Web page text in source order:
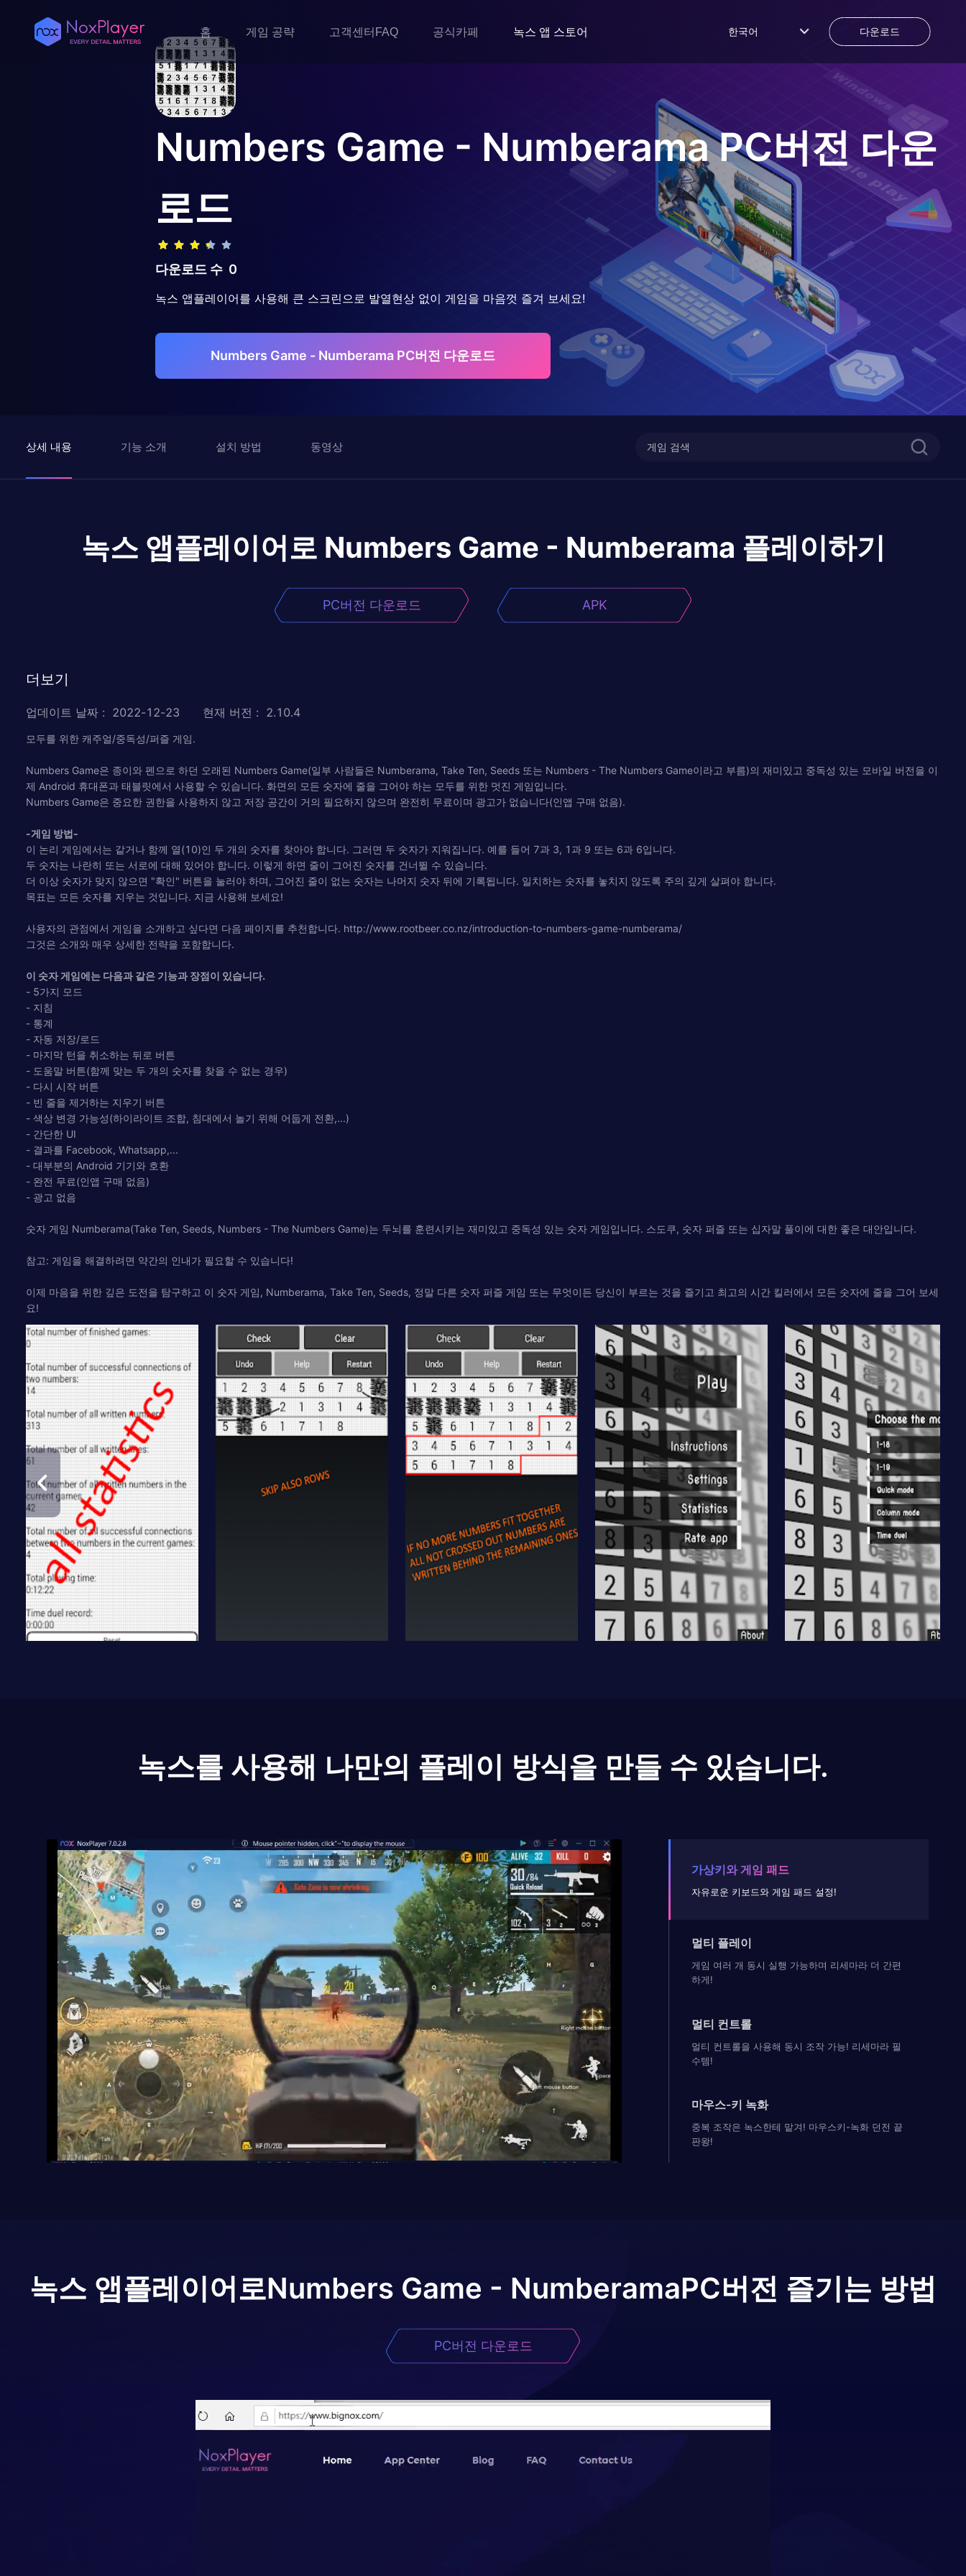
홈 게임 공략 고객센터FAQ 공식카페 녹스 앱 스토어 한국어 다운로드
Numbers Game - NumberamaPC버전 다운
로드
다운로드 수 0
녹스 앱플레이어를 사용해 큰 스크린으로 발열현상 없이 게임을 마음껏 즐겨 보세요!
Numbers Game - Numberama PC버전 다운로드
상세 내용 기능 소개 설치 방법 동영상
녹스 앱플레이어로 Numbers Game - Numberama 플레이하기
PC버전 다운로드 APK
더보기
업데이트 날짜 : 2022-12-23 현재 버전 : 2.10.4
모두를 위한 캐주얼/중독성/퍼즐 게임.
Numbers Game은 종이와 펜으로 하던 오래된 Numbers Game(일부 사람들은 Numberama, Take Ten, Seeds 또는 Numbers - The Numbers Game이라고 부름)의 재미있고 중독성 있는 모바일 버전을 이
제 Android 휴대폰과 태블릿에서 사용할 수 있습니다. 화면의 모든 숫자에 줄을 그어야 하는 모두를 위한 멋진 게임입니다.
Numbers Game은 중요한 권한을 사용하지 않고 저장 공간이 거의 필요하지 않으며 완전히 무료이며 광고가 없습니다(인앱 구매 없음).
-게임 방법-
이 논리 게임에서는 같거나 함께 열(10)인 두 개의 숫자를 찾아야 합니다. 그러면 두 숫자가 지워집니다. 예를 들어 7과 3, 1과 9 또는 6과 6입니다.
두 숫자는 나란히 또는 서로에 대해 있어야 합니다. 이렇게 하면 줄이 그어진 숫자를 건너뛸 수 있습니다.
더 이상 숫자가 맞지 않으면 "확인" 버튼을 눌러야 하며, 그어진 줄이 없는 숫자는 나머지 숫자 뒤에 기록됩니다. 일치하는 숫자를 놓치지 않도록 주의 깊게 살펴야 합니다.
목표는 모든 숫자를 지우는 것입니다. 지금 사용해 보세요!
사용자의 관점에서 게임을 소개하고 싶다면 다음 페이지를 추천합니다. http://www.rootbeer.co.nz/introduction-to-numbers-game-numberama/
그것은 소개와 매우 상세한 전략을 포함합니다.
이 숫자 게임에는 다음과 같은 기능과 장점이 있습니다.
- 5가지 모드
- 지침
- 통계
- 자동 저장/로드
- 마지막 턴을 취소하는 뒤로 버튼
- 도움말 버튼(함께 맞는 두 개의 숫자를 찾을 수 없는 경우)
- 다시 시작 버튼
- 빈 줄을 제거하는 지우기 버튼
- 색상 변경 가능성(하이라이트 조합, 침대에서 놀기 위해 어둡게 전환,...)
- 간단한 UI
- 결과를 Facebook, Whatsapp,...
- 대부분의 Android 기기와 호환
- 완전 무료(인앱 구매 없음)
- 광고 없음
숫자 게임 Numberama(Take Ten, Seeds, Numbers - The Numbers Game)는 두뇌를 훈련시키는 재미있고 중독성 있는 숫자 게임입니다. 스도쿠, 숫자 퍼즐 또는 십자말 풀이에 대한 좋은 대안입니다.
참고: 게임을 해결하려면 약간의 인내가 필요할 수 있습니다!
이제 마음을 위한 깊은 도전을 탐구하고 이 숫자 게임, Numberama, Take Ten, Seeds, 정말 다른 숫자 퍼즐 게임 또는 무엇이든 당신이 부르는 것을 즐기고 최고의 시간 킬러에서 모든 숫자에 줄을 그어 보세
요!
녹스를 사용해 나만의 플레이 방식을 만들 수 있습니다.
가상키와 게임 패드
자유로운 키보드와 게임 패드 설정!
멀티 플레이
게임 여러 개 동시 실행 가능하며 리세마라 더 간편
하게!
멀티 컨트롤
멀티 컨트롤을 사용해 동시 조작 가능! 리세마라 필
수템!
마우스-키 녹화
중복 조작은 녹스한테 맡겨! 마우스키-녹화 던전 끝
판왕!
녹스 앱플레이어로Numbers Game - NumberamaPC버전 즐기는 방법
PC버전 다운로드